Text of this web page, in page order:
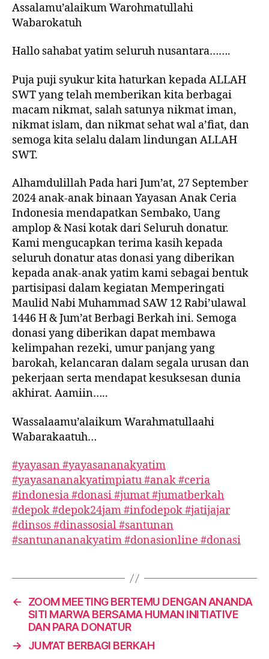
Assalamu’alaikum Warohmatullahi
Wabarokatuh
Hallo sahabat yatim seluruh nusantara…….
Puja puji syukur kita haturkan kepada ALLAH
SWT yang telah memberikan kita berbagai
macam nikmat, salah satunya nikmat iman,
nikmat islam, dan nikmat sehat wal a’fiat, dan
semoga kita selalu dalam lindungan ALLAH
SWT.
Alhamdulillah Pada hari Jum’at, 27 September
2024 anak-anak binaan Yayasan Anak Ceria
Indonesia mendapatkan Sembako, Uang
amplop & Nasi kotak dari Seluruh donatur.
Kami mengucapkan terima kasih kepada
seluruh donatur atas donasi yang diberikan
kepada anak-anak yatim kami sebagai bentuk
partisipasi dalam kegiatan Memperingati
Maulid Nabi Muhammad SAW 12 Rabi’ulawal
1446 H & Jum’at Berbagi Berkah ini. Semoga
donasi yang diberikan dapat membawa
kelimpahan rezeki, umur panjang yang
barokah, kelancaran dalam segala urusan dan
pekerjaan serta mendapat kesuksesan dunia
akhirat. Aamiin…..
Wassalaamu’alaikum Warahmatullaahi
Wabarakaatuh…
#yayasan #yayasananakyatim
#yayasananakyatimpiatu#anak#ceria
#indonesia#donasi#jumat#jumatberkah
#depok#depok24jam#infodepok#jatijajar
#dinsos#dinassosial#santunan
#santunananakyatim#donasionline #donasi
←
ZOOM MEETING BERTEMU DENGAN ANANDA
SITI MARWA BERSAMA HUMAN INITIATIVE
DAN PARA DONATUR
→
JUM’AT BERBAGI BERKAH